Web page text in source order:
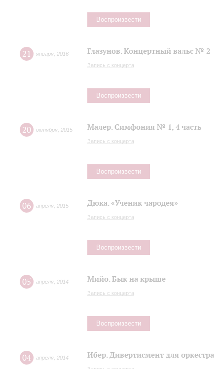
Воспроизвести
21 января 2016 Глазунов. Концертный вальс № 2
Запись с концерта
Воспроизвести
20 октября 2015 Малер. Симфония № 1, 4 часть
Запись с концерта
Воспроизвести
06 апреля 2015 Дюка. «Ученик чародея»
Запись с концерта
Воспроизвести
05 апреля 2014 Мийо. Бык на крыше
Запись с концерта
Воспроизвести
04 апреля 2014 Ибер. Дивертисмент для оркестра